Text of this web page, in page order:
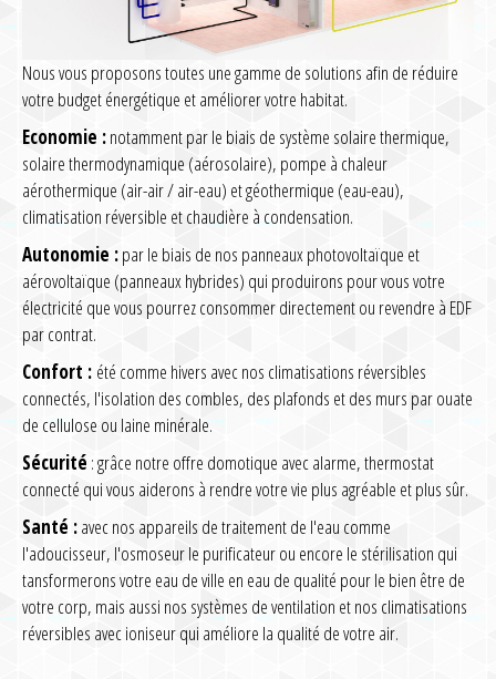
Nous vous proposons toutes une gamme de solutions afin de réduire
votre budget énergétique et améliorer votre habitat.
Economie :notamment par le biais de système solaire thermique,
solaire thermodynamique (aérosolaire), pompe à chaleur
aérothermique (air-air / air-eau) et géothermique (eau-eau),
climatisation réversible et chaudière à condensation.
Autonomie :par le biais de nos panneaux photovoltaïque et
aérovoltaïque (panneaux hybrides) qui produirons pour vous votre
électricité que vous pourrez consommer directement ou revendre à EDF
par contrat.
Confort : été comme hivers avec nos climatisations réversibles
connectés, l'isolation des combles, des plafonds et des murs par ouate
de cellulose ou laine minérale.
Sécurité : grâce notre offre domotique avec alarme, thermostat
connecté qui vous aiderons à rendre votre vie plus agréable et plus sûr.
Santé :avec nos appareils de traitement de l'eau comme
l'adoucisseur, l'osmoseur le purificateur ou encore le stérilisation qui
tansformerons votre eau de ville en eau de qualité pour le bien être de
votre corp, mais aussi nos systèmes de ventilation et nos climatisations
réversibles avec ioniseur qui améliore la qualité de votre air.